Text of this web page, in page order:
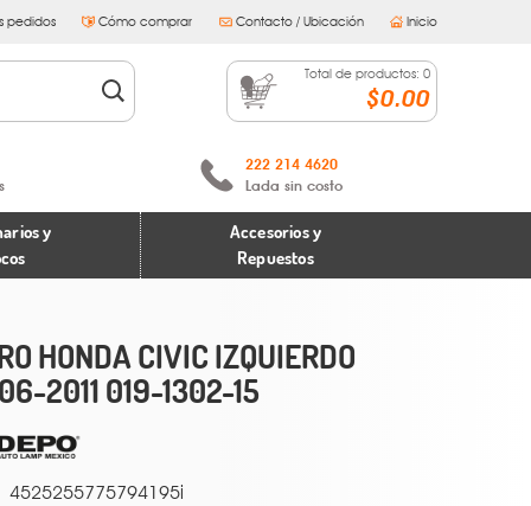
pedidos Cómo comprar Contacto / Ubicación Inicio
Total de productos: 0
$0.00
222 214 4620
Lada sin costo
y
Accesorios y
Repuestos
HONDA CIVIC IZQUIERDO
2011 019-1302-15
4525255775794195i